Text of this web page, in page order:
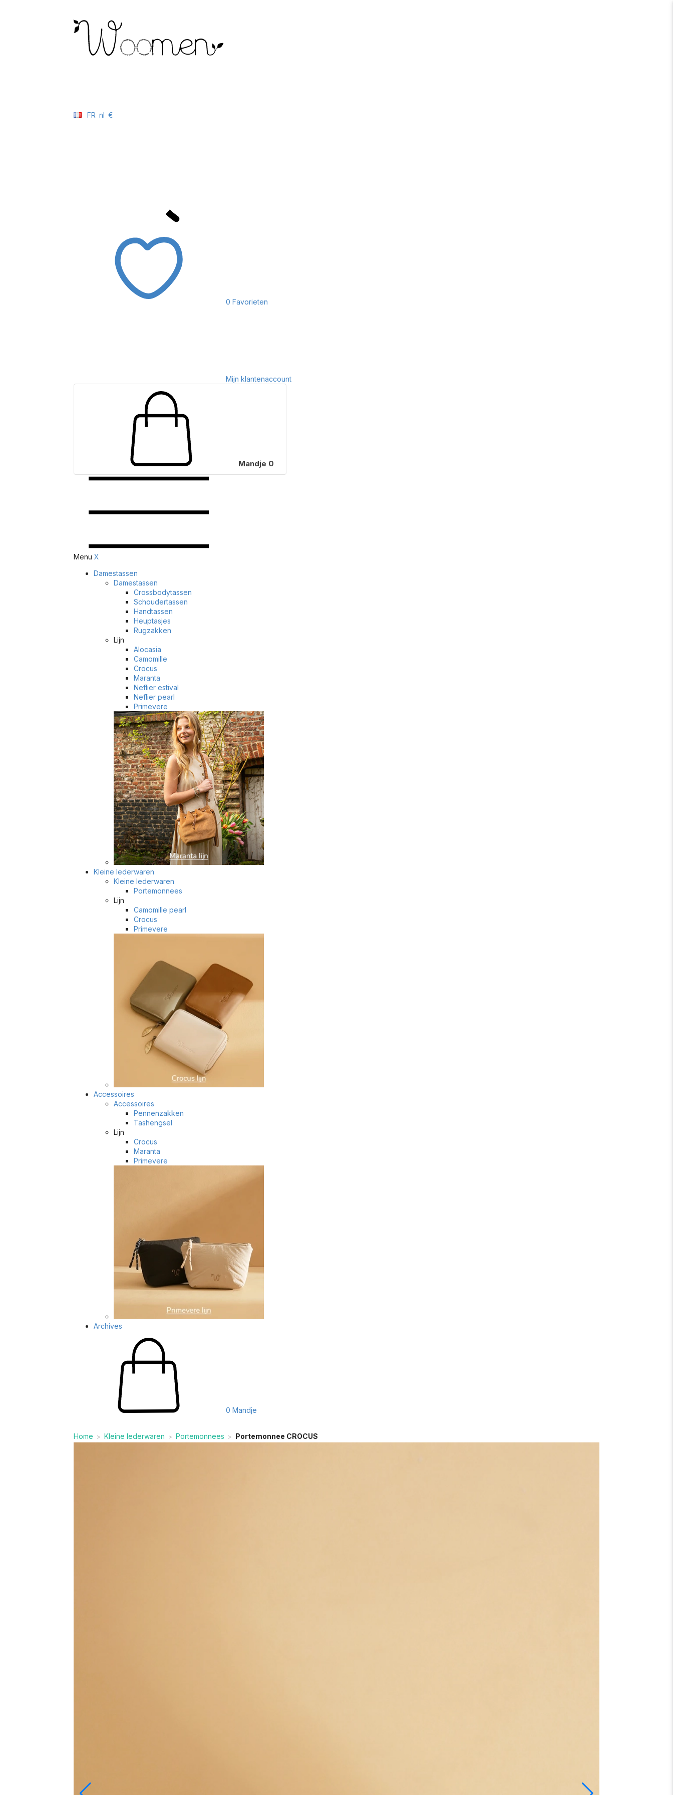
FR nl €
0 Favorieten
Mijn klantenaccount
Mandje 0
Menu X
Damestassen
Damestassen
Crossbodytassen
Schoudertassen
Handtassen
Heuptasjes
Rugzakken
Lijn
Alocasia
Camomille
Crocus
Maranta
Neflier estival
Neflier pearl
Primevere
Kleine lederwaren
Kleine lederwaren
Portemonnees
Lijn
Camomille pearl
Crocus
Primevere
Accessoires
Accessoires
Pennenzakken
Tashengsel
Lijn
Crocus
Maranta
Primevere
Archives
0 Mandje
Home > Kleine lederwaren > Portemonnees > Portemonnee CROCUS